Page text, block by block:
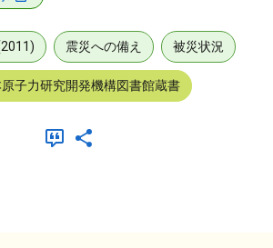
震災への備え 被災状況
子力研究開発機構図書館蔵書